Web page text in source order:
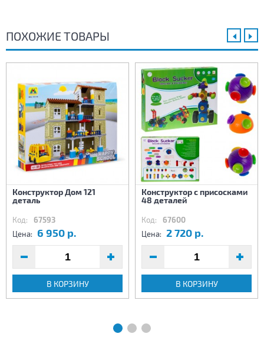
ПОХОЖИЕ ТОВАРЫ
Конструктор Дом 121
деталь
Код: 67593
Цена: 6 950 р.
В КОРЗИНУ
Конструктор с присосками
48 деталей
Код: 67600
Цена: 2 720 р.
В КОРЗИНУ